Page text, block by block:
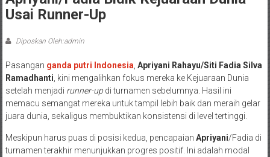
Usai Runner-Up
Diposkan Oleh:admin
Pasangan ganda putri Indonesia Apriyani Rahayu/Siti Fadia Silva
Ramadhanti , kini mengalihkan fokus mereka ke Kejuaraan Dunia
setelah menjadi runner-updi turnamen sebelumnya. Hasil ini
memacu semangat mereka untuk tampil lebih baik dan meraih gelar
juara dunia, sekaligus membuktikan konsistensi di level tertinggi.
Meskipun harus puas di posisi kedua, pencapaian Apriyani/Fadia di
turnamen terakhir menunjukkan progres positif. Ini adalah modal